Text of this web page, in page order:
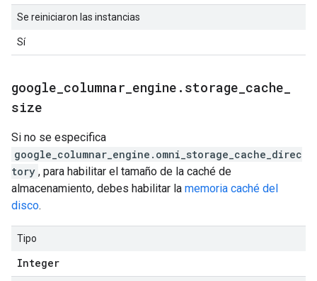
Se reiniciaron las instancias
Sí
google columnar engine . storage cache
size
Si no se especifica
google_columnar_engine.omni_storage_cache_direc
tory , para habilitar el tamaño de la caché de
almacenamiento, debes habilitar la memoria caché del
disco.
Tipo
Integer